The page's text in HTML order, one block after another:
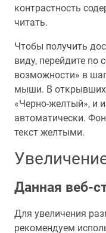
контрастность
читать.
Чтобы получить
виду, перейдите по
возможности» в
мыши. В
«Черно-желтый», и
автоматически.
текст желтыми.
Данная веб-
Для увеличения
рекомендуем